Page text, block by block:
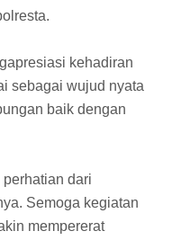
kehadiran
sebagai wujud nyata
baik dengan
dari
Semoga kegiatan
mempererat